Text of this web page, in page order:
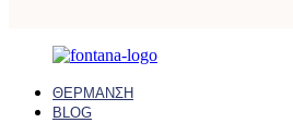
ΘΕΡΜΑΝΣΗ
BLOG